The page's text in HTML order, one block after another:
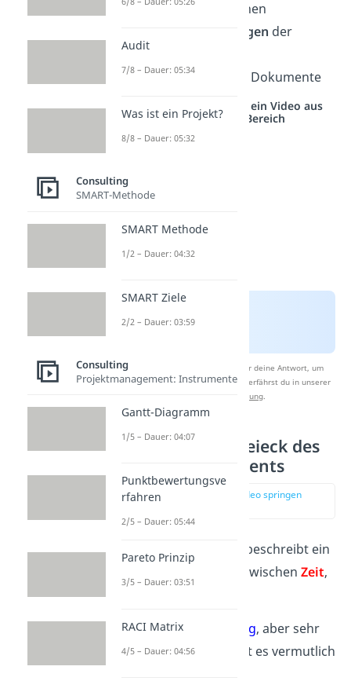
zuständigen Personen
Rollenbeschreibungen der
Mitarbeiter
Material, Vorlagen, Dokumente
Studyflix vernetzt: Hier ein Video aus
einem anderen Bereich
Nach Beantwortung speichern wir deine Antwort, um
Studyflix zu verbessern. Mehr dazu erfährst du in unserer
Datenschutzerklärung.
Das magische Dreieck des
Projektmanagements
zur Stelle im Video springen
Das magische Dreieck beschreibt ein
zwischen Zeit,
Das Projekt soll
billig, aber sehr
gutsein? Dann geht es vermutlich
Audit
7/8 – Dauer: 05:34
Was ist ein Projekt?
8/8 – Dauer: 05:32
Consulting
SMART-Methode
SMART Methode
1/2 – Dauer: 04:32
SMART Ziele
2/2 – Dauer: 03:59
Consulting
Projektmanagement: Instrumente
Gantt-Diagramm
1/5 – Dauer: 04:07
Punktbewertungsve
rfahren
2/5 – Dauer: 05:44
Pareto Prinzip
3/5 – Dauer: 03:51
RACI Matrix
4/5 – Dauer: 04:56